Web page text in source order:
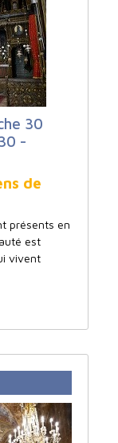
30
-
de
présents en
est
vivent